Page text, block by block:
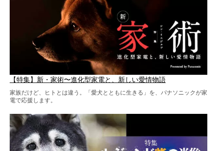
【特集】新・家術〜進化型家電と、新しい愛情物語
家族だけど、ヒトとは違う。「愛犬とともに生きる」を、パナソニックが家
電で応援します。